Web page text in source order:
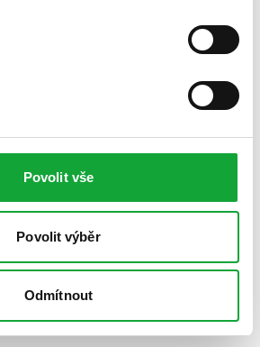
Povolit vše
Povolit výběr
Odmítnout